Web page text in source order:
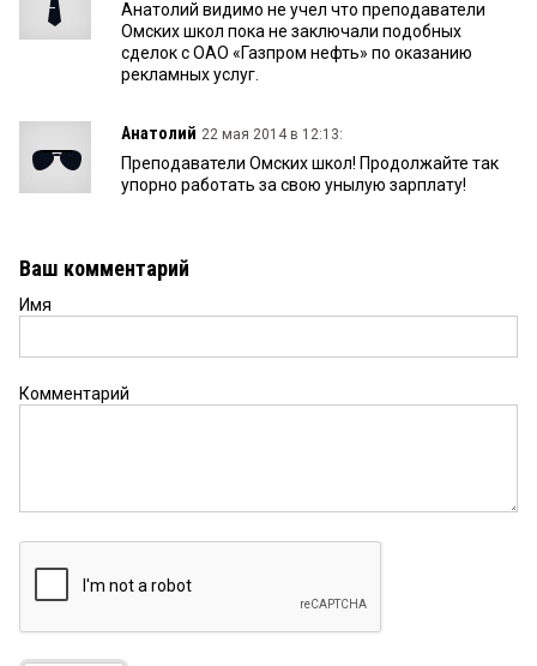
Анатолий видимо не учел что преподаватели
Омских школ пока не заключали подобных
сделок с ОАО «Газпром нефть» по оказанию
рекламных услуг.
Анатолий 22 мая 2014 в 12:13:
Преподаватели Омских школ! Продолжайте так
упорно работать за свою унылую зарплату!
Ваш комментарий
Имя
Комментарий